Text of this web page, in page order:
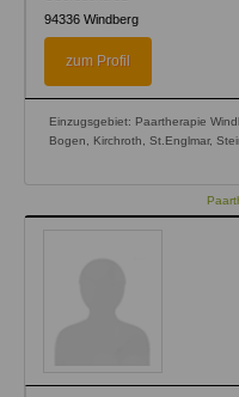
94336 Windberg
zum Profil
Einzugsgebiet: Paartherapie
Bogen, Kirchroth, St.Englmar,